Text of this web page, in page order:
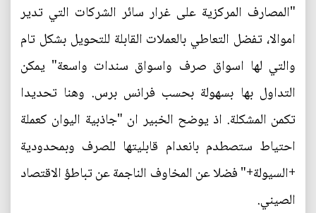
"المصارف المركزية على غرار سائر الشركات التي تدير
اموالا، تفضل التعاطي بالعملات القابلة للتحويل بشكل تام
والتي لها اسواق صرف واسواق سندات واسعة" يمكن
التداول بها بسهولة بحسب فرانس برس. وهنا تحديدا
تكمن المشكلة. اذ يوضح الخبير ان "جاذبية اليوان كعملة
احتياط ستصطدم بانعدام قابليتها للصرف وبمحدودية
+السيولة+" فضلا عن المخاوف الناجمة عن تباطؤ الاقتصاد
الصيني.